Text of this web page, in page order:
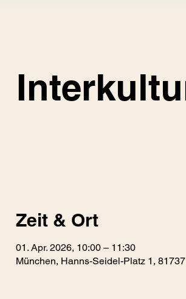
Zeit & Ort
01. Apr. 2026, 10:00 – 11:30
München, Hanns-Seidel-Platz 1,